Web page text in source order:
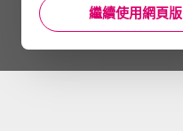
繼續使用網頁版